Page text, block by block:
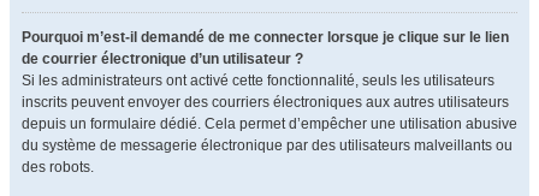
Pourquoi m’est-il demandé de me connecter lorsque je clique sur le lien
de courrier électronique d’un utilisateur ?
Si les administrateurs ont activé cette fonctionnalité, seuls les utilisateurs
inscrits peuvent envoyer des courriers électroniques aux autres utilisateurs
depuis un formulaire dédié. Cela permet d’empêcher une utilisation abusive
du système de messagerie électronique par des utilisateurs malveillants ou
des robots.